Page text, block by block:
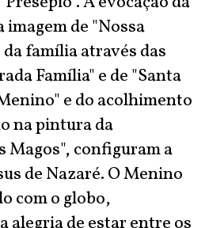
de "Nossa
família através das
Família" e de "Santa
e do acolhimento
na pintura da
Magos", configuram a
de Nazaré. O Menino
com o globo,